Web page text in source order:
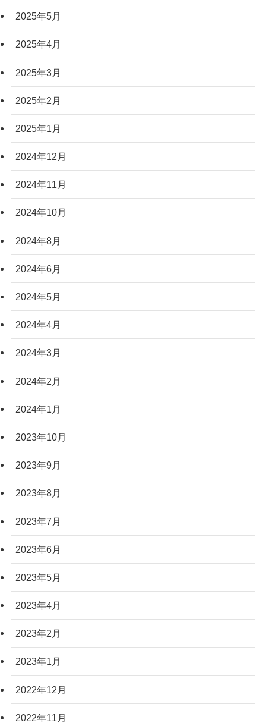
2025年5月
2025年4月
2025年3月
2025年2月
2025年1月
2024年12月
2024年11月
2024年10月
2024年8月
2024年6月
2024年5月
2024年4月
2024年3月
2024年2月
2024年1月
2023年10月
2023年9月
2023年8月
2023年7月
2023年6月
2023年5月
2023年4月
2023年2月
2023年1月
2022年12月
2022年11月